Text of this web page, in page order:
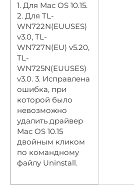
1. Для Mac OS 10.15.
2. Для TL-
WN722N(EUUSES)
v3.0, TL-
WN727N(EU) v5.20,
TL-
WN725N(EUUSES)
v3.0. 3. Исправлена
ошибка, при
которой было
невозможно
удалить драйвер
Mac OS 10.15
двойным кликом
по командному
файлу Uninstall.